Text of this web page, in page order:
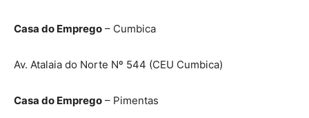
Casa do Emprego – Cumbica
Av. Atalaia do Norte Nº 544 (CEU Cumbica)
Casa do Emprego – Pimentas